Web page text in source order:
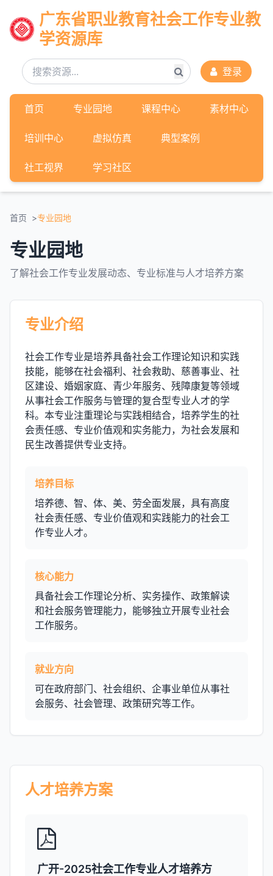
广东省职业教育社会工作专业教
学资源库
登录
首页 专业园地 课程中心 素材中心
培训中心 虚拟仿真 典型案例
社工视界 学习社区
首页 专业园地
专业园地
了解社会工作专业发展动态、专业标准与人才培养方案
专业介绍
社会工作专业是培养具备社会工作理论知识和实践
技能，能够在社会福利、社会救助、慈善事业、社
区建设、婚姻家庭、青少年服务、残障康复等领域
从事社会工作服务与管理的复合型专业人才的学
科。本专业注重理论与实践相结合，培养学生的社
会责任感、专业价值观和实务能力，为社会发展和
民生改善提供专业支持。
培养目标
培养德、智、体、美、劳全面发展，具有高度
社会责任感、专业价值观和实践能力的社会工
作专业人才。
核心能力
具备社会工作理论分析、实务操作、政策解读
和社会服务管理能力，能够独立开展专业社会
工作服务。
就业方向
可在政府部门、社会组织、企事业单位从事社
会服务、社会管理、政策研究等工作。
人才培养方案
广开-2025社会工作专业人才培养方